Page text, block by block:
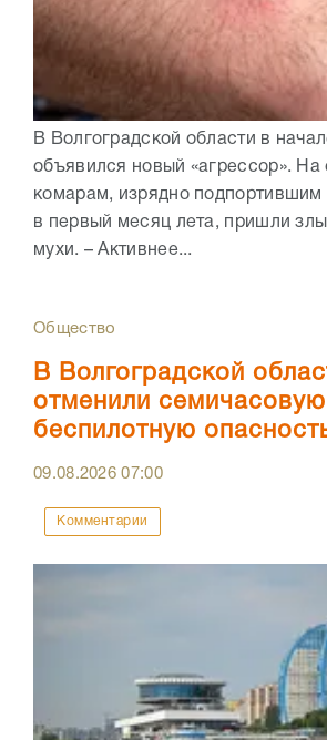
В Волгоградской области в
объявился новый «агрессор».
комарам, изрядно подпортившим
в первый месяц лета, пришли
мухи. – Активнее...
Общество
В Волгоградской
отменили семичасовую
беспилотную
09.08.202607:00
Комментарии